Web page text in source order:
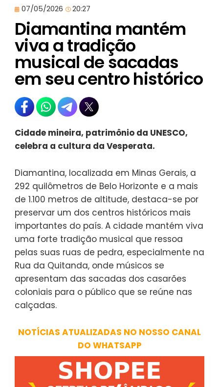
07/05/2026 20:27
Diamantina mantém
viva a tradição
musical de sacadas
em seu centro histórico
Cidade mineira, patrimônio da UNESCO,
celebra a cultura da Vesperata.
Diamantina, localizada em Minas Gerais, a
292 quilômetros de Belo Horizonte e a mais
de 1.100 metros de altitude, destaca-se por
preservar um dos centros históricos mais
importantes do país. A cidade mantém viva
uma forte tradição musical que ressoa
pelas suas ruas de pedra, especialmente na
Rua da Quitanda, onde músicos se
apresentam das sacadas dos casarões
coloniais para o público que se reúne nas
calçadas.
NOTÍCIAS ATUALIZADAS NO NOSSO CANAL
DO WHATSAPP